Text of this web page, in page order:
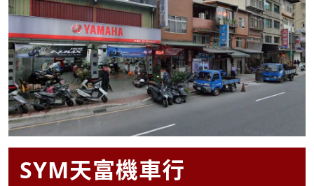
SYM天富機車行